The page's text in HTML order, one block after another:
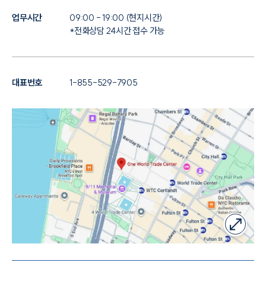
인재채용
만화로 보는 사례
업무시간
09:00 - 19:00 (현지시간)
*전화상담 24시간 접수 가능
대표번호 1-855-529-7905